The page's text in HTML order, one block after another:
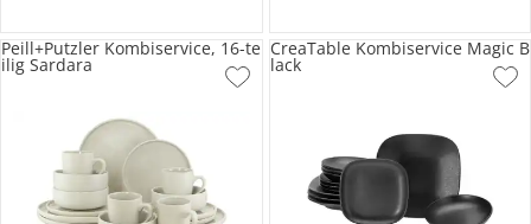
Peill+Putzler Kombiservice, 16-te
ilig Sardara
CreaTable Kombiservice Magic B
lack